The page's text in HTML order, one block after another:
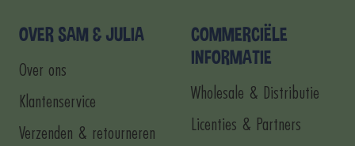
4
OVER SAM & JULIA
Over ons
Klantenservice
Verzenden & retourneren
COMMERCIËLE
INFORMATIE
Wholesale & Distributie
Licenties & Partners